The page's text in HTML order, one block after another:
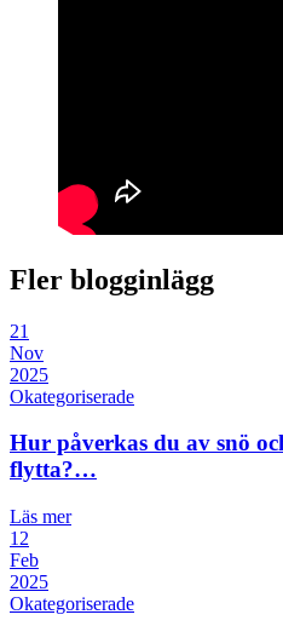
Fler blogginlägg
21
Nov
2025
Okategoriserade
Hur påverkas du av snö
flytta?…
Läs mer
12
Feb
2025
Okategoriserade